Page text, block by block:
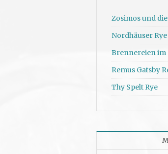
Zosimos und
Nordhäuser
Brennereien im
Remus Gatsby
Thy Spelt Rye